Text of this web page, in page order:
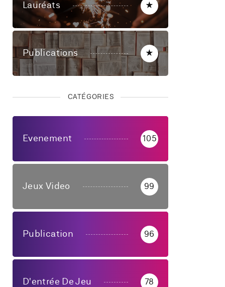
Lauréats ★
Publications ★
CATÉGORIES
Evenement 105
Jeux Video 99
Publication 96
D'entrée De Jeu 78